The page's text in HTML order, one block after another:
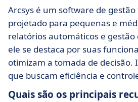
Arcsys é um software de
projetado para pequenas e
relatórios automáticos e gestão
ele se destaca por suas
otimizam a tomada de decisão.
que buscam eficiência e
Quais são os principais